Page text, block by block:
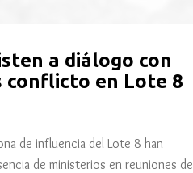
a diálogo con
conflicto en Lote 8
de influencia del Lote 8 han
de ministerios en reuniones de